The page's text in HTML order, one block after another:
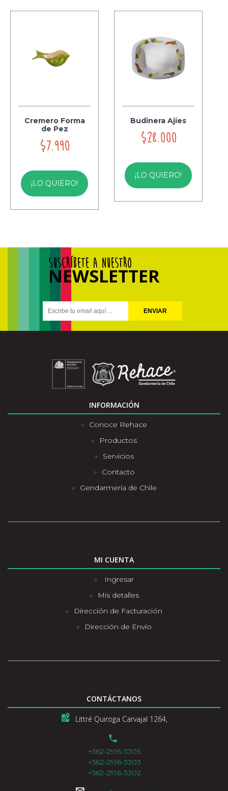
Cremero Forma
de Pez
$7.990
¡LO QUIERO!
Budinera Ajíes
$28.000
¡LO QUIERO!
SUSCRÍBETE A NUESTRO
NEWSLETTER
ENVIAR
INFORMACIÓN
Conoce Rehace
Productos
Servicios
Contacto
Gendarmería de Chile
MI CUENTA
Ingresar
Mis detalles
Dirección de Facturación
Dirección de Envío
CONTÁCTANOS
Littré Quiroga Carvajal 1264,
+562-2916-3305
+562-2916-3303
+562-2916-3302